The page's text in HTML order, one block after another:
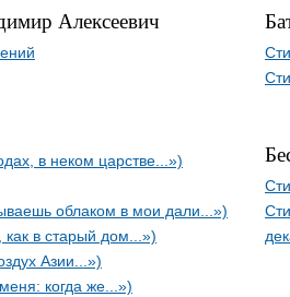
Алексеевич
в неком царстве...»)
облаком в мои дали...»)
в старый дом...»)
Азии...»)
когда же...»)